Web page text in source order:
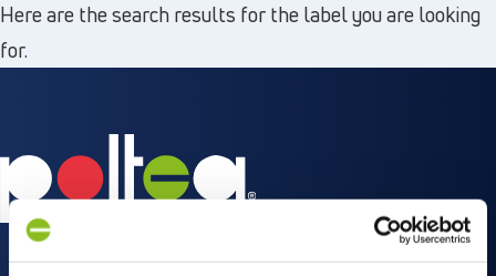
Directly to
About us
Terms and Conditions
Here are the search results for the label you are looking
for.